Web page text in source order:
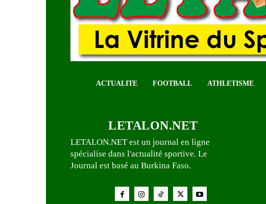
ACTUALITE FOOTBALL ATHLETISME
LETALON.NET
LETALON.NET est un journal en ligne
spécialise dans l'actualité sportive. Le
Journal est basé au Burkina Faso.